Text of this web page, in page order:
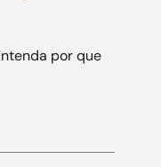
por que